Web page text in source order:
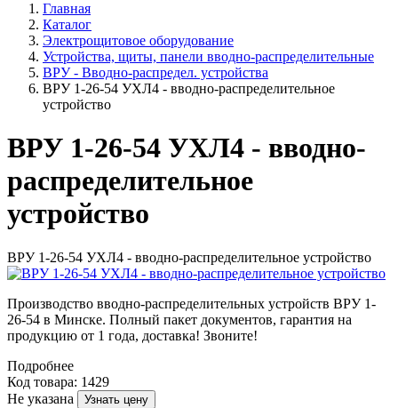
Главная
Каталог
Электрощитовое оборудование
Устройства, щиты, панели вводно-распределительные
ВРУ - Вводно-распредел. устройства
ВРУ 1-26-54 УХЛ4 - вводно-распределительное
устройство
ВРУ 1-26-54 УХЛ4 - вводно-
распределительное
устройство
ВРУ 1-26-54 УХЛ4 - вводно-распределительное устройство
Производство вводно-распределительных устройств ВРУ 1-
26-54 в Минске. Полный пакет документов, гарантия на
продукцию от 1 года, доставка! Звоните!
Подробнее
Код товара: 1429
Не указана
Узнать цену